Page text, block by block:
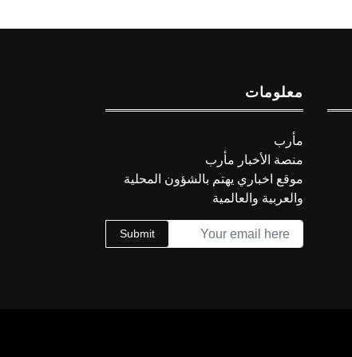
معلومات
مأرب
منصة الأخبار مأرب
موقع اخباري يهتم بالشؤون المحلية
والعربية والعالمية
Submit